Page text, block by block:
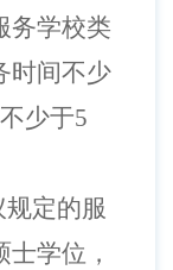
务学校类
时间不少
少于5
定的服
学位，